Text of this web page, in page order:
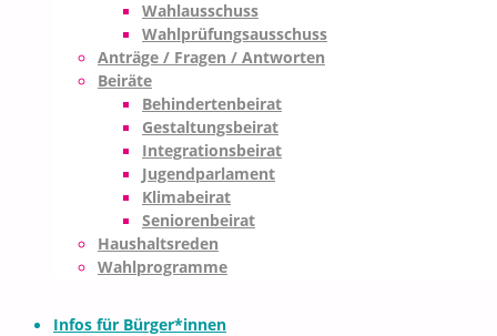
Wahlausschuss
Wahlprüfungsausschuss
Anträge / Fragen / Antworten
Beiräte
Behindertenbeirat
Gestaltungsbeirat
Integrationsbeirat
Jugendparlament
Klimabeirat
Seniorenbeirat
Haushaltsreden
Wahlprogramme
Infos für Bürger*innen